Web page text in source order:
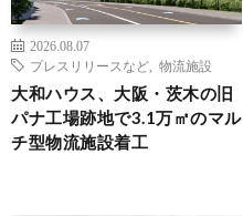
2026.08.07
プレスリリースなど
物流施設
大和ハウス、大阪・茨木の旧
パナ工場跡地で3.1万㎡のマル
チ型物流施設着工